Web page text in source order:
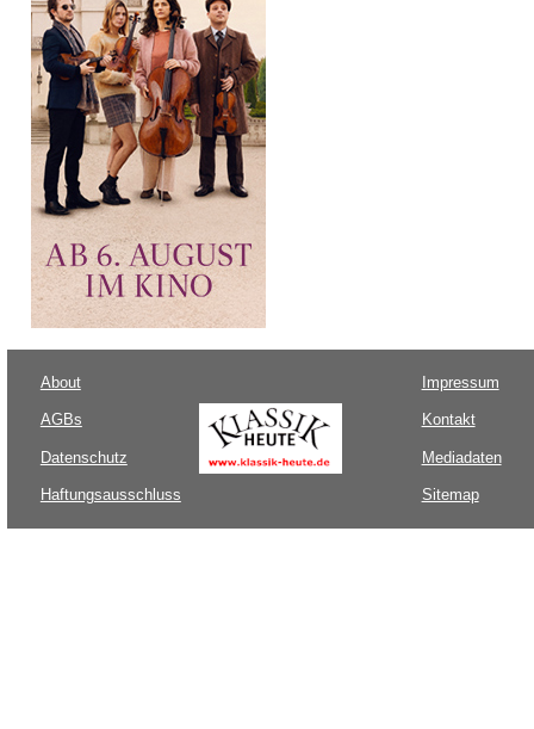
About
AGBs
Datenschutz
Haftungsausschluss
Impressum
Kontakt
Mediadaten
Sitemap